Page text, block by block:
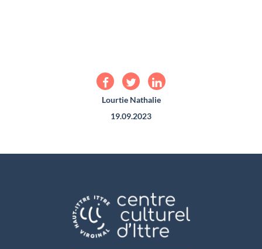
Lourtie Nathalie
19.09.2023